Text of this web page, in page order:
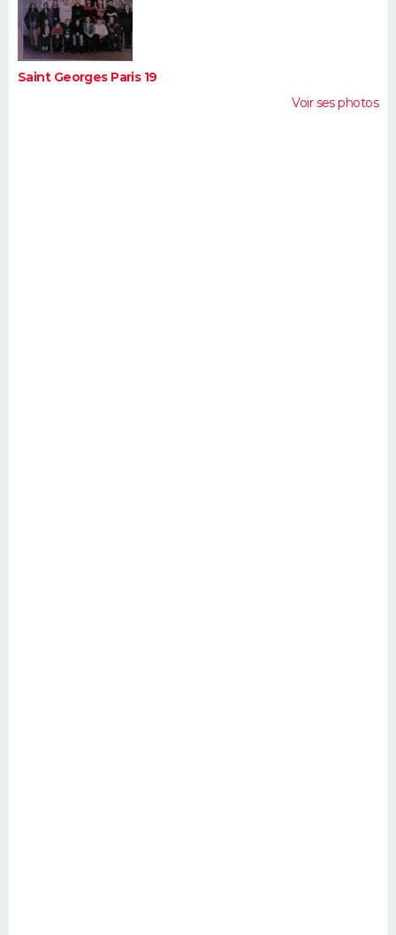
FORUM
Bricolage
Lifestyle
Culture
Sport
Auto
Television
Voyage
Cinema
Saint Georges Paris 19
Voir ses photos